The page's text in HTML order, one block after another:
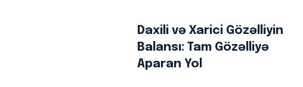
Daxili və Xarici Gözəlliyin
Balansı: Tam Gözəlliyə
Aparan Yol